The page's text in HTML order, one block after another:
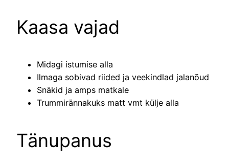
Kaasa vajad
Midagi istumise alla
Ilmaga sobivad riided ja veekindlad jalanõud
Snäkid ja amps matkale
Trummirännakuks matt vmt külje alla
Tänupanus